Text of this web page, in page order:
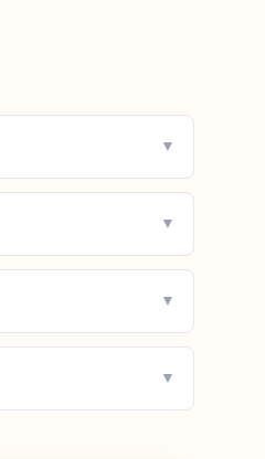
▼
▼
▼
▼